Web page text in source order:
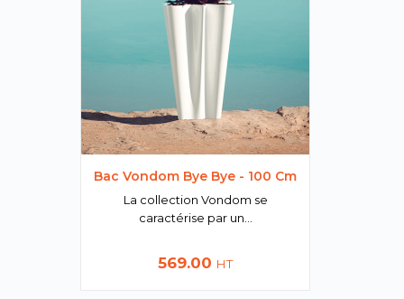
Bac Vondom Bye Bye - 100 Cm
La collection Vondom se
caractérise par un...
Prix
569.00 HT